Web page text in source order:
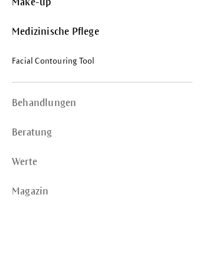
Make-up
Medizinische Pflege
Facial Contouring Tool
Behandlungen
Beratung
Werte
Magazin